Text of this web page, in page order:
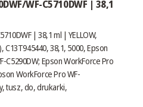
WF-C5710DWF | 38,1
| 38,1 ml | YELLOW,
C13T945440, 38,1, 5000, Epson
C5290DW; Epson WorkForce Pro
WorkForce Pro WF-
tusz, do, drukarki,